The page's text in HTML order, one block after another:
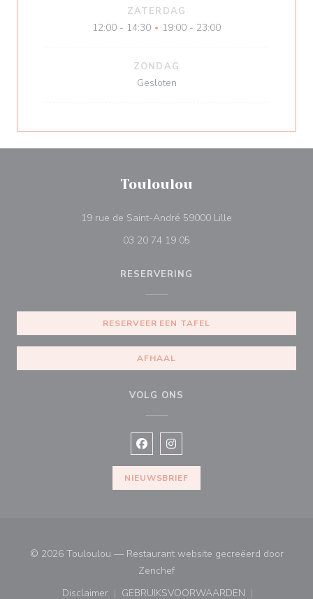
ZATERDAG
12:00 - 14:30 • 19:00 - 23:00
ZONDAG
Gesloten
Touloulou
19 rue de Saint-André 59000 Lille
03 20 74 19 05
RESERVERING
RESERVEER EEN TAFEL
AFHAAL
VOLG ONS
Facebook ((opent in een nieuw
Instagram ((opent in een
NIEUWSBRIEF
© 2026 Touloulou — Restaurant website gecreëerd door
Zenchef((opent in een nieuw venster))
Disclaimer
GEBRUIKSVOORWAARDEN